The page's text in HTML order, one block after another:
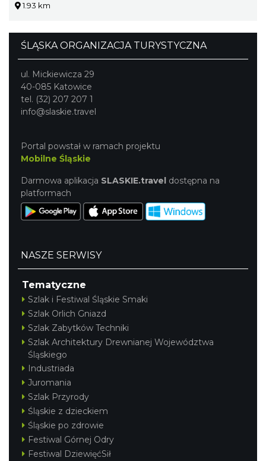
1.93 km
ŚLĄSKA ORGANIZACJA TURYSTYCZNA
ul. Mickiewicza 29
40-085 Katowice
tel. (32) 207 207 1
info@slaskie.travel
Portal powstał w ramach projektu
Mobilne Śląskie
Darmowa aplikacja SLASKIE.travel dostępna na
platformach
NASZE SERWISY
Tematyczne
Szlak i Festiwal Śląskie Smaki
Szlak Orlich Gniazd
Szlak Zabytków Techniki
Szlak Architektury Drewnianej Województwa
Śląskiego
Industriada
Juromania
Szlak Przyrody
Śląskie z dzieckiem
Śląskie po zdrowie
Festiwal Górnej Odry
Festiwal DziewięćSił